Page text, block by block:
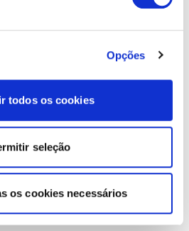
Opções
todos os cookies
seleção
os cookies necessários